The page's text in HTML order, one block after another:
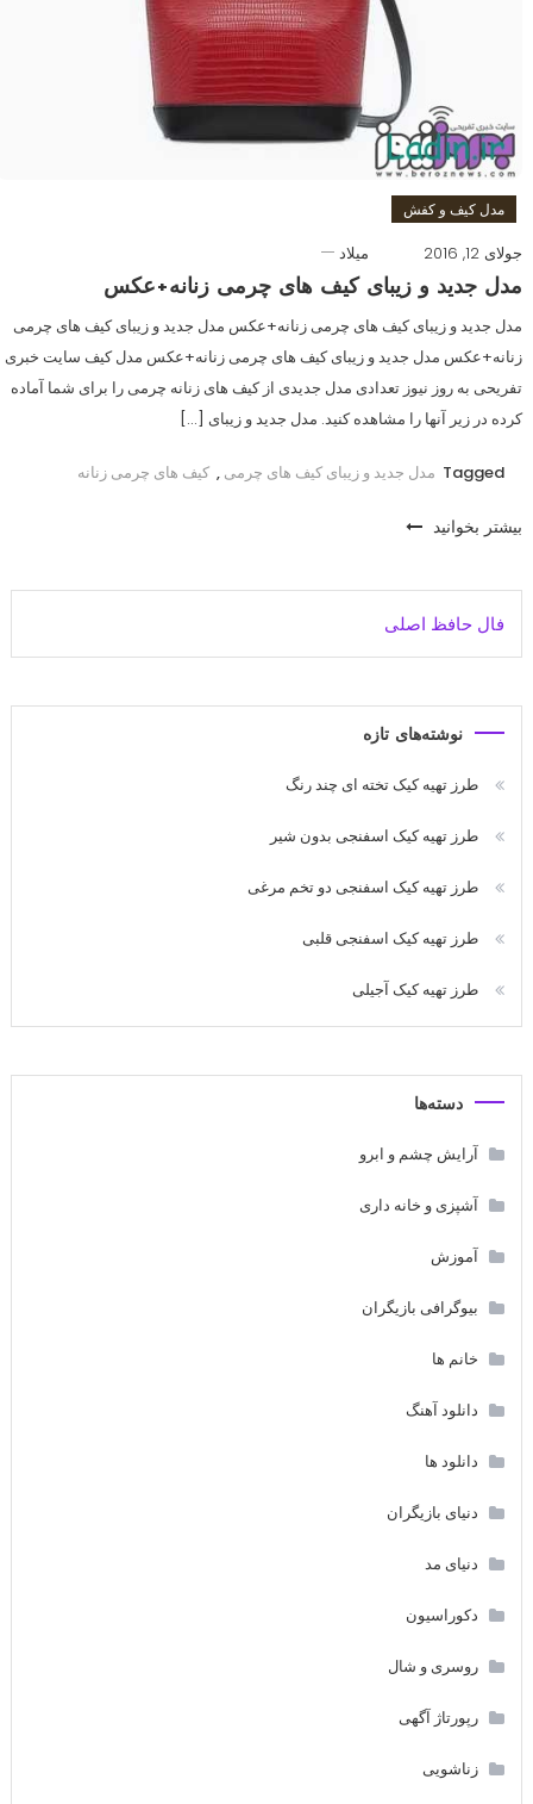
مدل کیف و کفش
جولای 12, 2016
میلاد
مدل جدید و زیبای کیف های چرمی زنانه+عکس
مدل جدید و زیبای کیف های چرمی زنانه+عکس مدل جدید و زیبای کیف های چرمی
زنانه+عکس مدل جدید و زیبای کیف های چرمی زنانه+عکس مدل کیف سایت خبری
تفریحی به روز نیوز تعدادی مدل جدیدی از کیف های زنانه چرمی را برای شما آماده
کرده در زیر آنها را مشاهده کنید. مدل جدید و زیبای […]
Tagged مدل جدید و زیبای کیف های چرمی , کیف های چرمی زنانه
بیشتر بخوانید
فال حافظ اصلی
نوشته‌های تازه
طرز تهیه کیک تخته ای چند رنگ
طرز تهیه کیک اسفنجی بدون شیر
طرز تهیه کیک اسفنجی دو تخم مرغی
طرز تهیه کیک اسفنجی قلبی
طرز تهیه کیک آجیلی
دسته‌ها
آرایش چشم و ابرو
آشپزی و خانه داری
آموزش
بیوگرافی بازیگران
خانم ها
دانلود آهنگ
دانلود ها
دنیای بازیگران
دنیای مد
دکوراسیون
روسری و شال
رپورتاژ آگهی
زناشویی